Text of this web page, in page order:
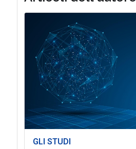
GLI STUDI